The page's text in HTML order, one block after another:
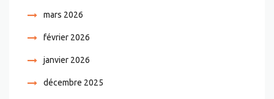
mars 2026
février 2026
janvier 2026
décembre 2025